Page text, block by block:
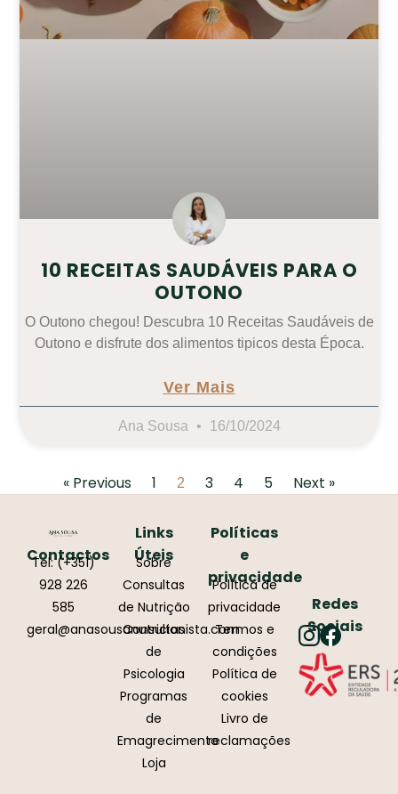
10 RECEITAS SAUDÁVEIS PARA O
OUTONO
O Outono chegou! Descubra 10 Receitas Saudáveis de
Outono e disfrute dos alimentos tipicos desta Época.
Ver Mais
Ana Sousa 16/10/2024
« Previous 1 2 3 4 5 Next »
Contactos
Tel: (+351)
928 226
585
geral@anasousanutricionista.com
Links
Úteis
Sobre
Consultas
de Nutrição
Consultas
de
Psicologia
Programas
de
Emagrecimento
Loja
Políticas
e
privacidade
Política de
privacidade
Termos e
condições
Política de
cookies
Livro de
reclamações
Redes
Sociais